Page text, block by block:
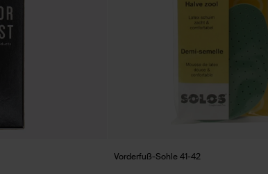
Vorderfuß-Sohle 41-42